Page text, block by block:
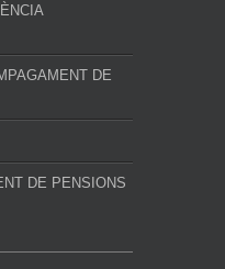
DE
DE PENSIONS